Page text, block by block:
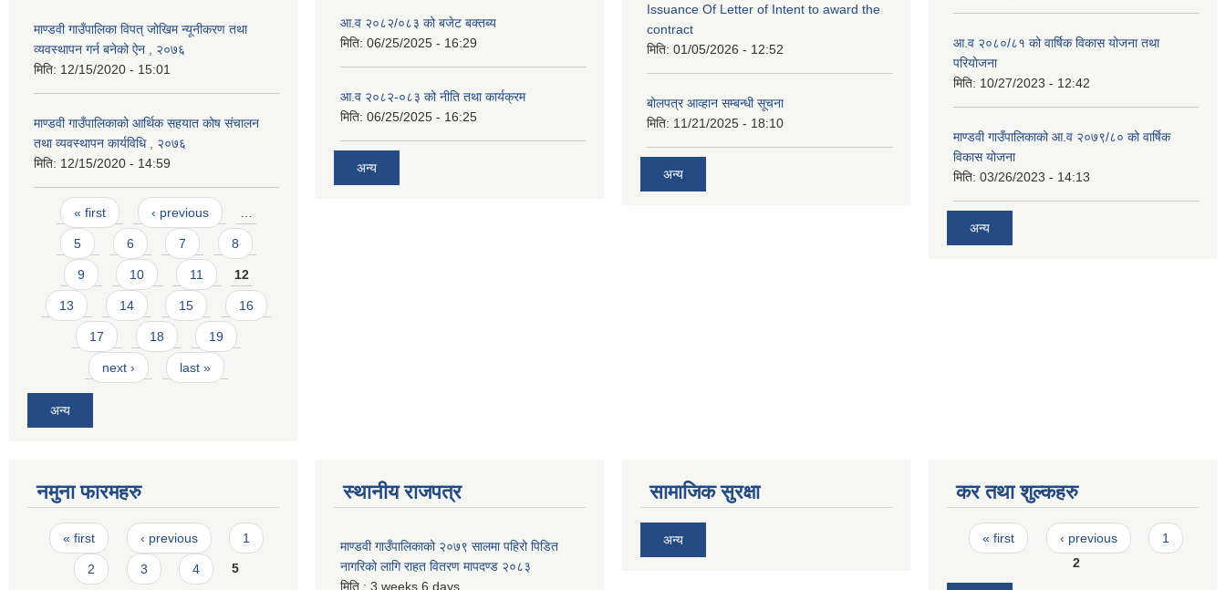
माण्डवी गाउँपालिका विपत् जोखिम न्यूनीकरण तथा
व्यवस्थापन गर्न बनेको ऐन , २०७६
मिति: 12/15/2020 - 15:01
माण्डवी गाउँपालिकाको आर्थिक सहयात कोष संचालन
तथा व्यवस्थापन कार्यविधि , २०७६
मिति: 12/15/2020 - 14:59
Pages
« first ‹ previous
5 6 7 8
9 10 11 12
13 14 15 16
17 18 19
next › last »
अन्य
आ.व २०८२/०८३ को बजेट बक्तब्य
मिति: 06/25/2025 - 16:29
आ.व २०८२-०८३ को नीति तथा कार्यक्रम
मिति: 06/25/2025 - 16:25
अन्य
Issuance Of Letter of Intent to award the
contract
मिति: 01/05/2026 - 12:52
बोलपत्र आव्हान सम्बन्धी सूचना
मिति: 11/21/2025 - 18:10
अन्य
आ.व २०८०/८१ को वार्षिक विकास योजना तथा
परियोजना
मिति: 10/27/2023 - 12:42
माण्डवी गाउँपालिकाको आ.व २०७९/८० को वार्षिक
विकास योजना
मिति: 03/26/2023 - 14:13
अन्य
नमुना फारमहरु
Pages
« first ‹ previous 1
2 3 4 5
स्थानीय राजपत्र
माण्डवी गाउँपालिकाको २०७९ सालमा पहिरो पिडित
नागरिको लागि राहत वितरण मापदण्ड २०८३
मिति : 3 weeks 6 days
सामाजिक सुरक्षा
अन्य
कर तथा शुल्कहरु
Pages
« first ‹ previous
1
2